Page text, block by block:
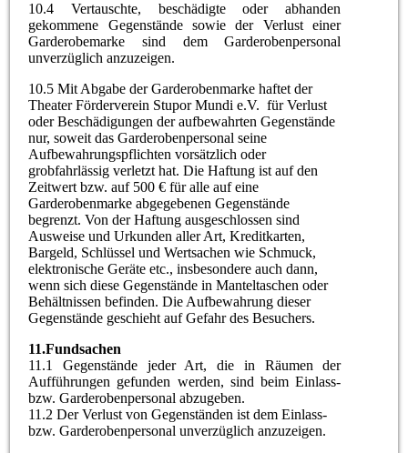
10.4 Vertauschte, beschädigte oder abhanden
gekommene Gegenstände sowie der Verlust einer
Garderobemarke sind dem Garderobenpersonal
unverzüglich anzuzeigen.
10.5 Mit Abgabe der Garderobenmarke haftet der
Theater Förderverein Stupor Mundi e.V. für Verlust
oder Beschädigungen der aufbewahrten Gegenstände
nur, soweit das Garderobenpersonal seine
Aufbewahrungspflichten vorsätzlich oder
grobfahrlässig verletzt hat. Die Haftung ist auf den
Zeitwert bzw. auf 500 € für alle auf eine
Garderobenmarke abgegebenen Gegenstände
begrenzt. Von der Haftung ausgeschlossen sind
Ausweise und Urkunden aller Art, Kreditkarten,
Bargeld, Schlüssel und Wertsachen wie Schmuck,
elektronische Geräte etc., insbesondere auch dann,
wenn sich diese Gegenstände in Manteltaschen oder
Behältnissen befinden. Die Aufbewahrung dieser
Gegenstände geschieht auf Gefahr des Besuchers.
11.Fundsachen
11.1 Gegenstände jeder Art, die in Räumen der
Aufführungen gefunden werden, sind beim Einlass-
bzw. Garderobenpersonal abzugeben.
11.2 Der Verlust von Gegenständen ist dem Einlass-
bzw. Garderobenpersonal unverzüglich anzuzeigen.